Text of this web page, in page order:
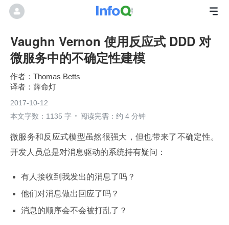
Vaughn Vernon 使用反应式 DDD 对
微服务中的不确定性建模
Thomas Betts
薛命灯
2017-10-12
本文字数：1135 字
阅读完需：约 4 分钟
微服务和反应式模型虽然很强大，但也带来了不确定性。
开发人员总是对消息驱动的系统持有疑问：
有人接收到我发出的消息了吗？
他们对消息做出回应了吗？
消息的顺序会不会被打乱了？